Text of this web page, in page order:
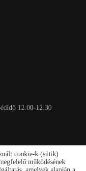
12.00-12.30
cookie-k (sütik)
működésének